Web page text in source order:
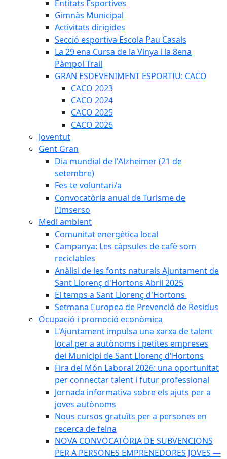
Entitats Esportives
Gimnàs Municipal
Activitats dirigides
Secció esportiva Escola Pau Casals
La 29 ena Cursa de la Vinya i la 8ena
Pàmpol Trail
GRAN ESDEVENIMENT ESPORTIU: CACO
CACO 2023
CACO 2024
CACO 2025
CACO 2026
Joventut
Gent Gran
Dia mundial de l'Alzheimer (21 de
setembre)
Fes-te voluntari/a
Convocatòria anual de Turisme de
l'Imserso
Medi ambient
Comunitat energètica local
Campanya: Les càpsules de cafè som
reciclables
Anàlisi de les fonts naturals Ajuntament de
Sant Llorenç d'Hortons Abril 2025
El temps a Sant Llorenç d'Hortons
Setmana Europea de Prevenció de Residus
Ocupació i promoció econòmica
L'Ajuntament impulsa una xarxa de talent
local per a autònoms i petites empreses
del Municipi de Sant Llorenç d'Hortons
Fira del Món Laboral 2026: una oportunitat
per connectar talent i futur professional
Jornada informativa sobre els ajuts per a
joves autònoms
Nous cursos gratuïts per a persones en
recerca de feina
NOVA CONVOCATÒRIA DE SUBVENCIONS
PER A PERSONES EMPRENEDORES JOVES —